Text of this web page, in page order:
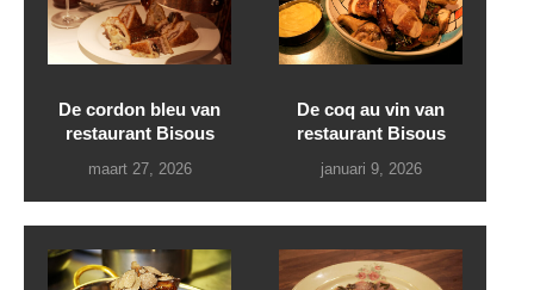
De cordon bleu van
restaurant Bisous
maart 27, 2026
De coq au vin van
restaurant Bisous
januari 9, 2026